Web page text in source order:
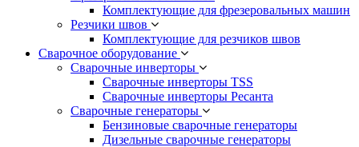
Комплектующие для фрезеровальных машин
Резчики швов
Комплектующие для резчиков швов
Сварочное оборудование
Сварочные инверторы
Сварочные инверторы TSS
Сварочные инверторы Ресанта
Сварочные генераторы
Бензиновые сварочные генераторы
Дизельные сварочные генераторы